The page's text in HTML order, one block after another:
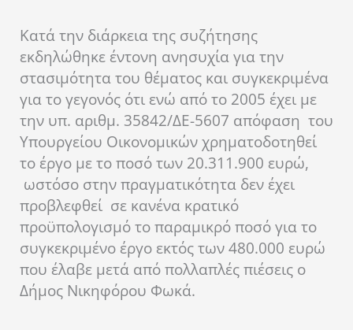
Κατά την διάρκεια της συζήτησης
εκδηλώθηκε έντονη ανησυχία για την
στασιμότητα του θέματος και συγκεκριμένα
για το γεγονός ότι ενώ από το 2005 έχει με
την υπ. αριθμ. 35842/ΔΕ-5607 απόφαση του
Υπουργείου Οικονομικών χρηματοδοτηθεί
το έργο με το ποσό των 20.311.900 ευρώ,
ωστόσο στην πραγματικότητα δεν έχει
προβλεφθεί σε κανένα κρατικό
προϋπολογισμό το παραμικρό ποσό για το
συγκεκριμένο έργο εκτός των 480.000 ευρώ
που έλαβε μετά από πολλαπλές πιέσεις ο
Δήμος Νικηφόρου Φωκά.